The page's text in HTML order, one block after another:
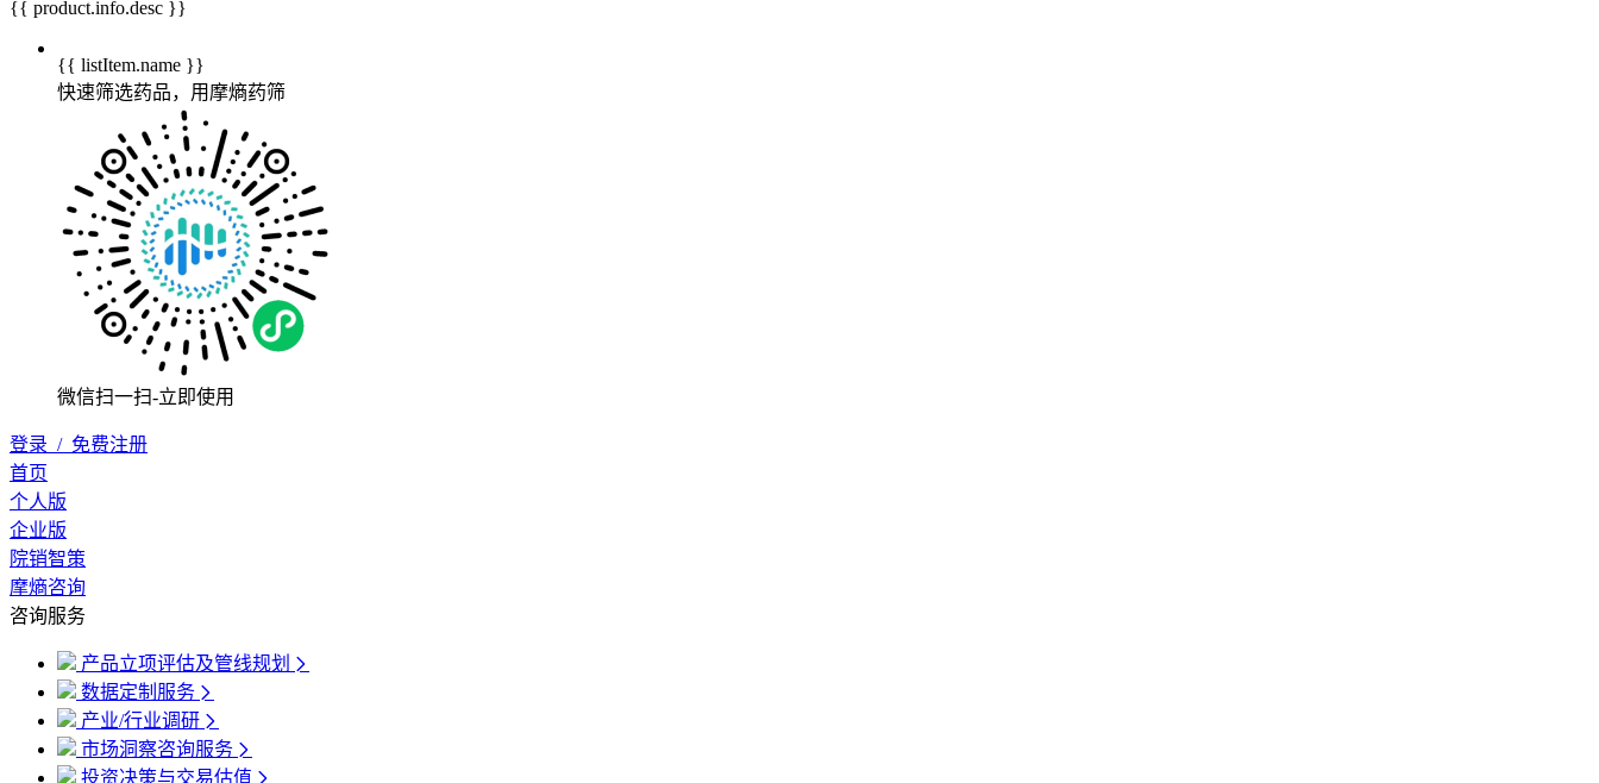
{{ product.info.desc }}
{{ listItem.name }}
快速筛选药品，用摩熵药筛
微信扫一扫-立即使用
登录 /免费注册
首页
个人版
企业版
院销智策
摩熵咨询
咨询服务
产品立项评估及管线规划
数据定制服务
产业/行业调研
市场洞察咨询服务
投资决策与交易估值